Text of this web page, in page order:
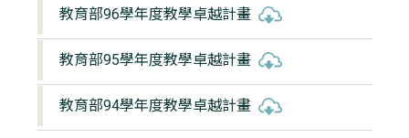
教育部96學年度教學卓越計畫
教育部95學年度教學卓越計畫
教育部94學年度教學卓越計畫